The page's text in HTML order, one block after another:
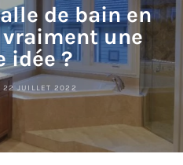
de bain en
une
idée ?
22 JUILLET 2022